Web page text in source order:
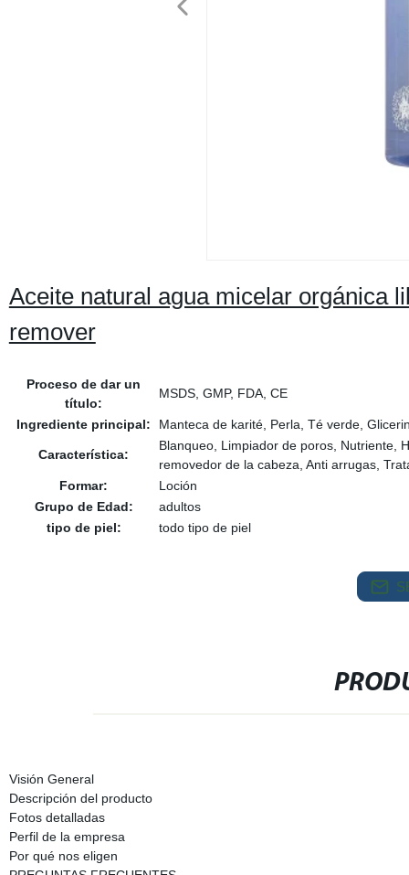
Aceite natural agua micelar orgánica
remover
Proceso de dar un
título:
MSDS, GMP, FDA, CE
Ingrediente principal: Manteca de karité, Perla, Té verde,
Característica:
Blanqueo, Limpiador de poros, Nutriente,
removedor de la cabeza, Anti arrugas,
Formar:
Loción
Grupo de Edad:
adultos
tipo de piel:
todo tipo de piel
Visión General
Descripción del producto
Fotos detalladas
Perfil de la empresa
Por qué nos eligen